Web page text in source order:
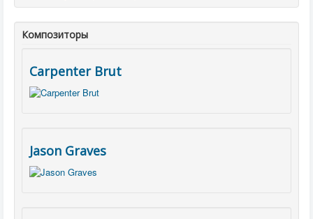
Композиторы
Carpenter Brut
Jason Graves